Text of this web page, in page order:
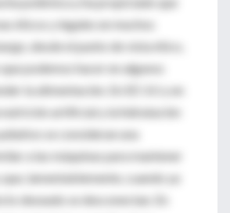
éticos y legales en muchos
desde el punto de vista ético,
que podemos hacer en algunos
la alimentación. En EE UU y en
nutrición artificial y la hidratación
se consideran una
a las máquinas para mantener
que, lamentablemente, cuando ya
deseado se desconectan. En